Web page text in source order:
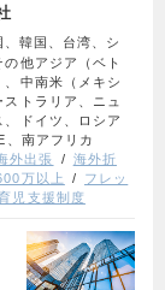
韓国、台湾、シ
他アジア（ベト
中南米（メキシ
トラリア、ニュ
ドイツ、ロシア
、南アフリカ
外出張
海外折
万以上
フレッ
児支援制度